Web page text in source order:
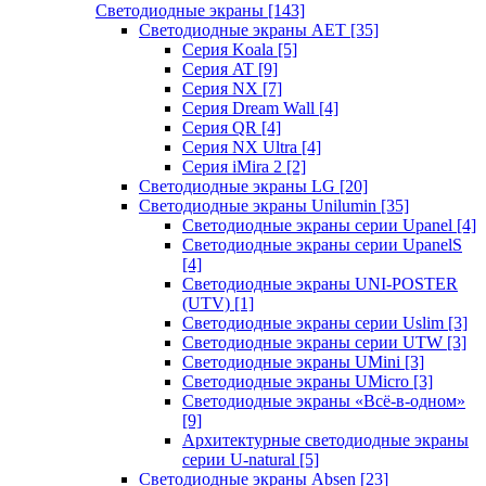
Светодиодные экраны [143]
Светодиодные экраны AET [35]
Cерия Koala [5]
Серия AT [9]
Серия NX [7]
Серия Dream Wall [4]
Серия QR [4]
Серия NX Ultra [4]
Серия iMira 2 [2]
Светодиодные экраны LG [20]
Светодиодные экраны Unilumin [35]
Светодиодные экраны серии Upanel [4]
Светодиодные экраны серии UpanelS
[4]
Светодиодные экраны UNI-POSTER
(UTV) [1]
Светодиодные экраны серии Uslim [3]
Светодиодные экраны серии UTW [3]
Светодиодные экраны UMini [3]
Светодиодные экраны UMicro [3]
Светодиодные экраны «Всё-в-одном»
[9]
Архитектурные светодиодные экраны
серии U-natural [5]
Светодиодные экраны Absen [23]